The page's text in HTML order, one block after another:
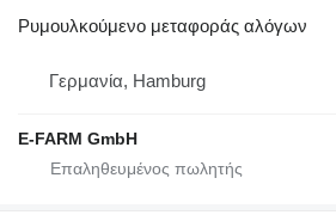
Ρυμουλκούμενο μεταφοράς αλόγων
Γερμανία, Hamburg
E-FARM GmbH